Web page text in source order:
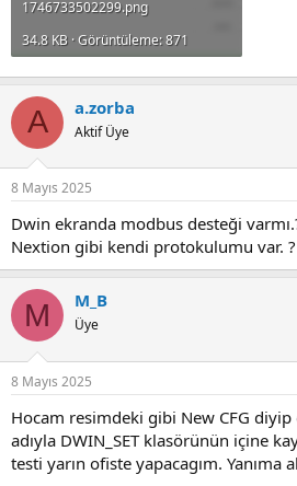
1746733502299.png
34.8 KB · Görüntüleme: 871
A a.zorba
Aktif Üye
8 Mayıs 2025
Dwin ekranda modbus desteği
Nextion gibi kendi protokulumu var. ?
M M_B
Üye
8 Mayıs 2025
Hocam resimdeki gibi New CFG diyip
adıyla DWIN_SET klasörünün içine
testi yarın ofiste yapacagım. Yanıma